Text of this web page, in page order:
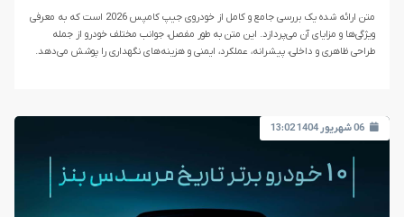
متن ارائه شده یک بررسی جامع و کامل از خودروی جیپ کامپس 2026 است که به معرفی
ویژگی‌ها و مزایای آن می‌پردازد. این متن به طور مفصل، جوانب مختلف خودرو از جمله
طراحی ظاهری و داخلی، پیشرانه، عملکرد، ایمنی و هزینه‌های نگهداری را پوشش می‌دهد.